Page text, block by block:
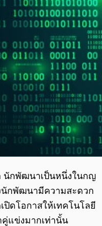
นักพัฒนาเป็นหนึ่งในกญ
กพัฒนามีความสะดวก
ปิดโอกาสให้เทคโนโลยี
คู่แข่งมากเท่านั้น